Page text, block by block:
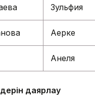
Зульфия
Ақерке
Анеля
даярлау